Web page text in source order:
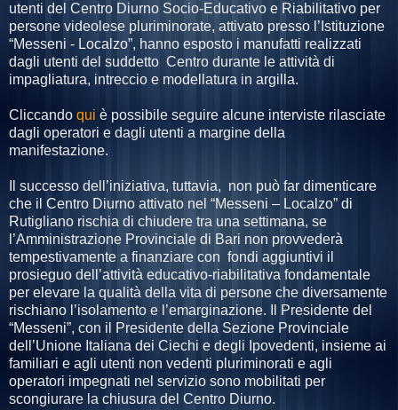
utenti del Centro Diurno Socio-Educativo e Riabilitativo per
persone videolese pluriminorate, attivato presso l’Istituzione
“Messeni - Localzo”, hanno esposto i manufatti realizzati
dagli utenti del suddetto Centro durante le attività di
impagliatura, intreccio e modellatura in argilla.
Cliccando qui è possibile seguire alcune interviste rilasciate
dagli operatori e dagli utenti a margine della
manifestazione.
Il successo dell’iniziativa, tuttavia, non può far dimenticare
che il Centro Diurno attivato nel “Messeni – Localzo” di
Rutigliano rischia di chiudere tra una settimana, se
l’Amministrazione Provinciale di Bari non provvederà
tempestivamente a finanziare con fondi aggiuntivi il
prosieguo dell’attività educativo-riabilitativa fondamentale
per elevare la qualità della vita di persone che diversamente
rischiano l’isolamento e l’emarginazione. Il Presidente del
“Messeni”, con il Presidente della Sezione Provinciale
dell’Unione Italiana dei Ciechi e degli Ipovedenti, insieme ai
familiari e agli utenti non vedenti pluriminorati e agli
operatori impegnati nel servizio sono mobilitati per
scongiurare la chiusura del Centro Diurno.